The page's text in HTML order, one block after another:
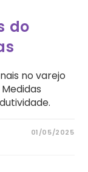
do
no varejo
01/05/2025